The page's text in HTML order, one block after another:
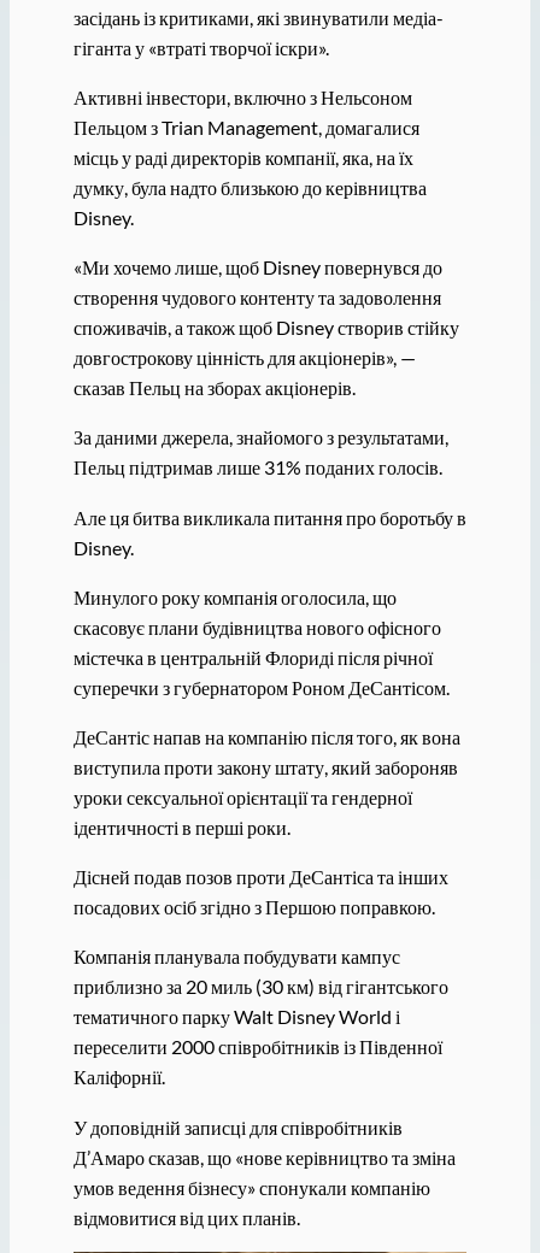
засідань із критиками, які звинуватили медіа-
гіганта у «втраті творчої іскри».
Активні інвестори, включно з Нельсоном
Пельцом з Trian Management, домагалися
місць у раді директорів компанії, яка, на їх
думку, була надто близькою до керівництва
Disney.
«Ми хочемо лише, щоб Disney повернувся до
створення чудового контенту та задоволення
споживачів, а також щоб Disney створив стійку
довгострокову цінність для акціонерів», —
сказав Пельц на зборах акціонерів.
За даними джерела, знайомого з результатами,
Пельц підтримав лише 31% поданих голосів.
Але ця битва викликала питання про боротьбу в
Disney.
Минулого року компанія оголосила, що
скасовує плани будівництва нового офісного
містечка в центральній Флориді після річної
суперечки з губернатором Роном ДеСантісом.
ДеСантіс напав на компанію після того, як вона
виступила проти закону штату, який забороняв
уроки сексуальної орієнтації та гендерної
ідентичності в перші роки.
Дісней подав позов проти ДеСантіса та інших
посадових осіб згідно з Першою поправкою.
Компанія планувала побудувати кампус
приблизно за 20 миль (30 км) від гігантського
тематичного парку Walt Disney World і
переселити 2000 співробітників із Південної
Каліфорнії.
У доповідній записці для співробітників
Д’Амаро сказав, що «нове керівництво та зміна
умов ведення бізнесу» спонукали компанію
відмовитися від цих планів.